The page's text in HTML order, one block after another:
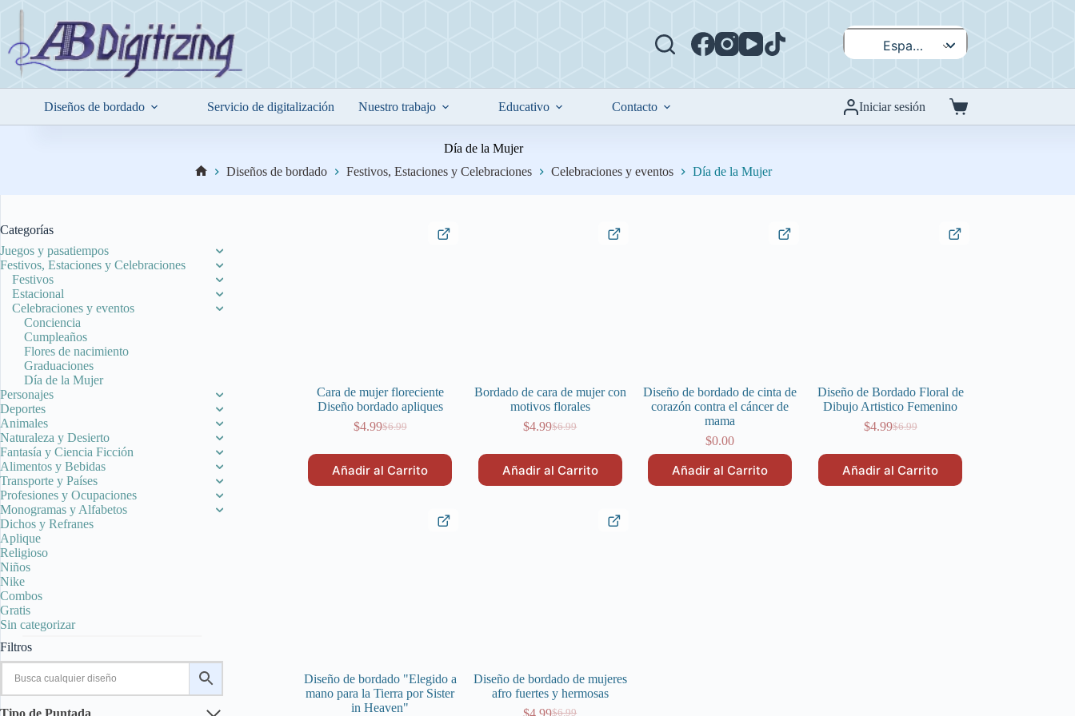
contenido
Español
Diseños de bordado Servicio de digitalización Nuestro trabajo Educativo Contacto Iniciar sesión
Carro
de
Día de la Mujer
Diseños de bordado Festivos, Estaciones y Celebraciones Celebraciones y eventos Día de la Mujer
Cara de mujer floreciente
Diseño bordado apliques
$6.99
El
era:
$6.99.
$4.99El
es:
$4.99.
Añadir al Carrito
Bordado de cara de mujer con
motivos florales
$6.99
El
era:
$6.99.
$4.99El
es:
$4.99.
Añadir al Carrito
Diseño de bordado de cinta de
corazón contra el cáncer de
mama
$0.00
Añadir al Carrito
Diseño de Bordado Floral de
Dibujo Artistico Femenino
$6.99
El
era:
$6.99.
$4.99El
es:
$4.99.
Añadir al Carrito
Diseño de bordado "Elegido a
mano para la Tierra por Sister
in Heaven"
Diseño de bordado de mujeres
afro fuertes y hermosas
$6.99
$4.99
Categorías
Juegos y pasatiempos
Festivos, Estaciones y Celebraciones
Festivos
Estacional
Celebraciones y eventos
Conciencia
Cumpleaños
Flores de nacimiento
Graduaciones
Día de la Mujer
Personajes
Deportes
Animales
Naturaleza y Desierto
Fantasía y Ciencia Ficción
Alimentos y Bebidas
Transporte y Países
Profesiones y Ocupaciones
Monogramas y Alfabetos
Dichos y Refranes
Aplique
Religioso
Niños
Nike
Combos
Gratis
Sin categorizar
Filtros